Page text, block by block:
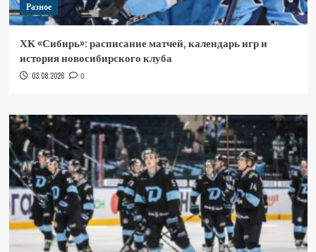
Разное
ХК «Сибирь»: расписание матчей, календарь игр и
история новосибирского клуба
03.08.2026 0